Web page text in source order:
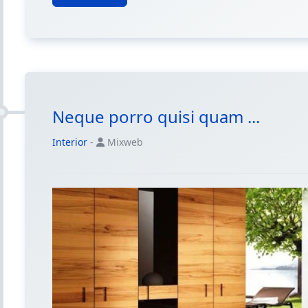
Neque porro quisi quam ...
Interior - Mixweb